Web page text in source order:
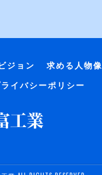
ジョン 求める人物像
イバシーポリシー